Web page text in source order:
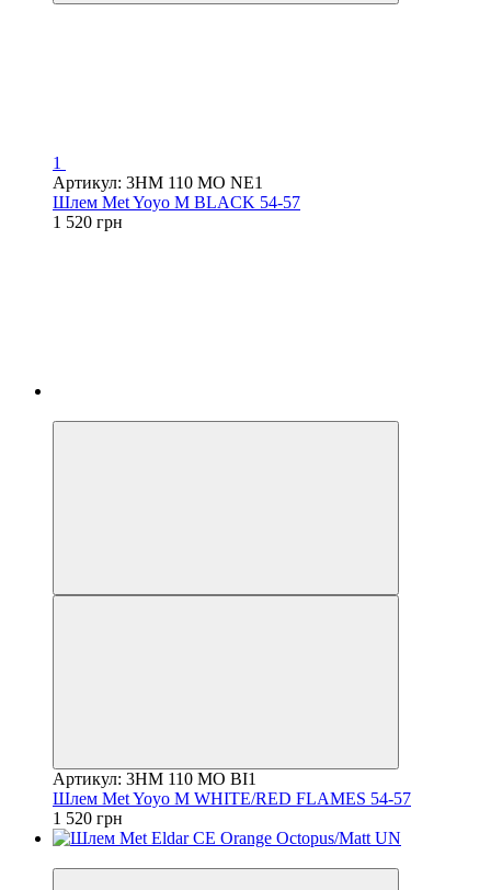
1
Артикул: 3HM 110 MO NE1
Шлем Met Yoyo M BLACK 54-57
1 520 грн
Артикул: 3HM 110 MO BI1
Шлем Met Yoyo M WHITE/RED FLAMES 54-57
1 520 грн